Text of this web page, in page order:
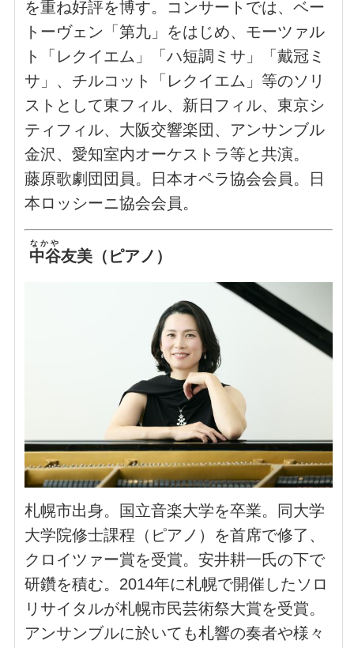
を重ね好評を博す。コンサートでは、ベー
トーヴェン「第九」をはじめ、モーツァル
ト「レクイエム」「ハ短調ミサ」「戴冠ミ
サ」、チルコット「レクイエム」等のソリ
ストとして東フィル、新日フィル、東京シ
ティフィル、大阪交響楽団、アンサンブル
金沢、愛知室内オーケストラ等と共演。
藤原歌劇団団員。日本オペラ協会会員。日
本ロッシーニ協会会員。
中谷
なかや
友美（ピアノ）
札幌市出身。国立音楽大学を卒業。同大学
大学院修士課程（ピアノ）を首席で修了、
クロイツァー賞を受賞。安井耕一氏の下で
研鑽を積む。2014年に札幌で開催したソロ
リサイタルが札幌市民芸術祭大賞を受賞。
アンサンブルに於いても札響の奏者や様々